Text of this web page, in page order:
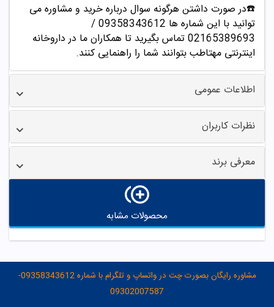
☎️در صورت داشتن هرگونه سوال درباره خرید و مشاوره می
توانید با این شماره ها 09358343612 /
02165389693تماس بگیرید تا همکاران ما در داروخانه
اینترنتی مهتاطب بتوانند شما را راهنمایی کنند.
اطلاعات عمومی
نظرات کاربران
معرفی برند
محصولات مشابه
مشاوره رایگان بصورت چت در واتساپ و تلگرام با شماره 09358343612-
09302007587